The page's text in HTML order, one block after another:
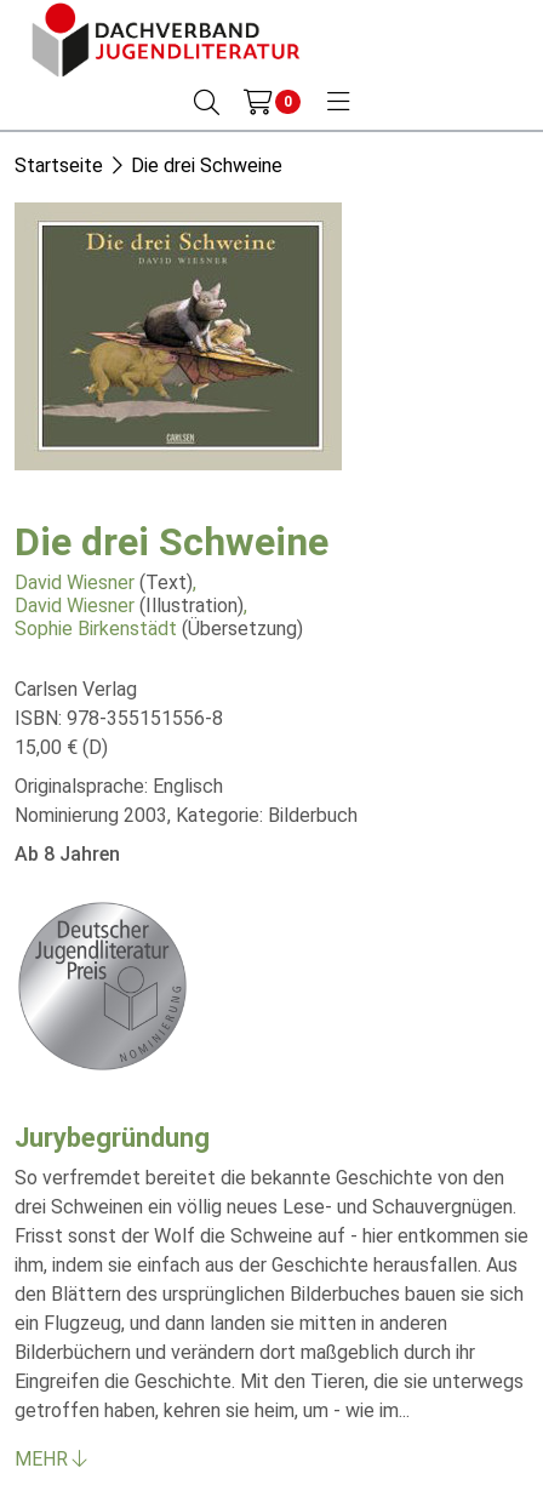
0
Startseite Die drei Schweine
Die drei Schweine
David Wiesner (Text),
David Wiesner (Illustration),
Sophie Birkenstädt (Übersetzung)
Carlsen Verlag
ISBN: 978-355151556-8
15,00 € (D)
Originalsprache: Englisch
Nominierung 2003, Kategorie: Bilderbuch
Ab 8 Jahren
Jurybegründung
So verfremdet bereitet die bekannte Geschichte von den
drei Schweinen ein völlig neues Lese- und Schauvergnügen.
Frisst sonst der Wolf die Schweine auf - hier entkommen sie
ihm, indem sie einfach aus der Geschichte herausfallen. Aus
den Blättern des ursprünglichen Bilderbuches bauen sie sich
ein Flugzeug, und dann landen sie mitten in anderen
Bilderbüchern und verändern dort maßgeblich durch ihr
Eingreifen die Geschichte. Mit den Tieren, die sie unterwegs
getroffen haben, kehren sie heim, um - wie im...
MEHR